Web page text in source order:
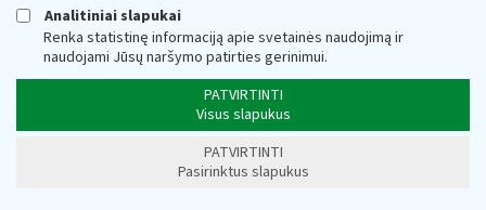
VMI: daugiau nukentėjusių nuo COVID-19
verslininkų gali teikti paraišką subsidijai
Web turinio sąrašas 2021-04-07
Valstybinė mokesčių inspekcija (toliau – VMI)
informuoja, jog įsigaliojus subsidijų nuo COVID-19
nukentėjusioms įmonėms Aprašo pakeitimui,
individualioms įmonėms, mažosioms bendrijoms,...
Analitiniai slapukai
Renka statistinę informaciją apie svetainės naudojimą ir
naudojami Jūsų naršymo patirties gerinimui.
PATVIRTINTI
Visus slapukus
PATVIRTINTI
Pasirinktus slapukus